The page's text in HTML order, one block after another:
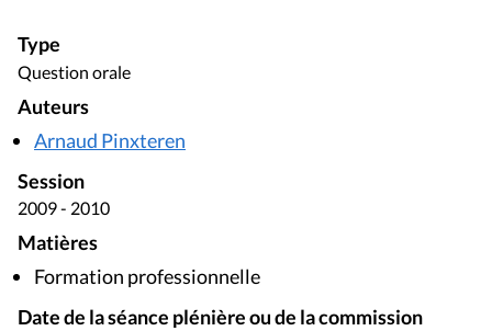
Type
Question orale
Auteurs
Arnaud Pinxteren
Session
2009 - 2010
Matières
Formation professionnelle
Date de la séance plénière ou de la commission